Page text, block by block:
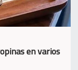
en varios